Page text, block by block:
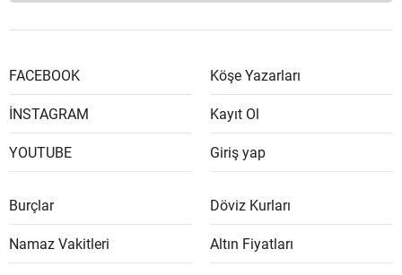
FACEBOOK
İNSTAGRAM
YOUTUBE
Köşe Yazarları
Kayıt Ol
Giriş yap
Burçlar
Namaz Vakitleri
Döviz Kurları
Altın Fiyatları